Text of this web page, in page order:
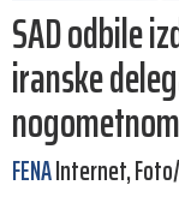
SAD odbile
iranske
FENAInternet,